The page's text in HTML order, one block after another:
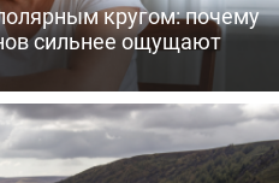
кругом: почему
сильнее ощущают